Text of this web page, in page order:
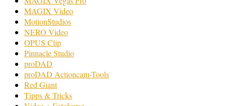
MAGIX Video
MotionStudios
NERO Video
OPUS Clip
Pinnacle Studio
proDAD
proDAD Actioncam-Tools
Red Giant
Tipps & Tricks